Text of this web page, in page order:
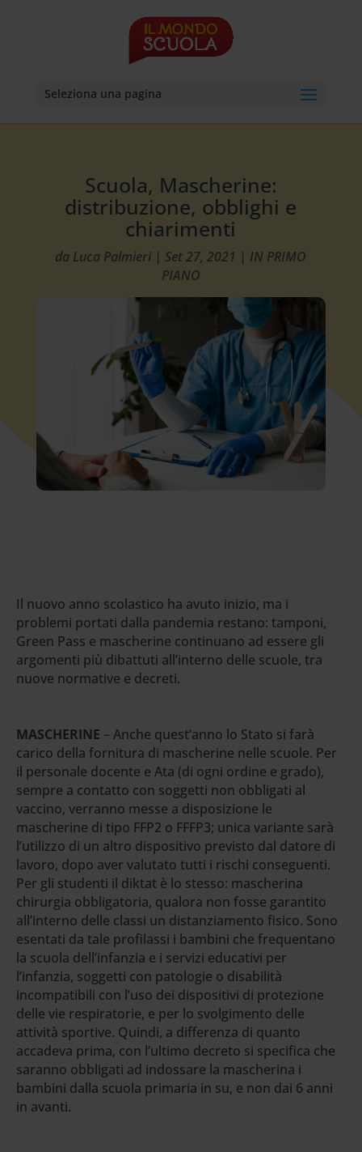
Seleziona una pagina
Scuola, Mascherine:
distribuzione, obblighi e
chiarimenti
da Luca Palmieri |Set 27, 2021 | IN PRIMO
PIANO
Il nuovo anno scolastico ha avuto inizio, ma i
problemi portati dalla pandemia restano: tamponi,
Green Pass e mascherine continuano ad essere gli
argomenti più dibattuti all’interno delle scuole, tra
nuove normative e decreti.
MASCHERINE – Anche quest’anno lo Stato si farà
carico della fornitura di mascherine nelle scuole. Per
il personale docente e Ata (di ogni ordine e grado),
sempre a contatto con soggetti non obbligati al
vaccino, verranno messe a disposizione le
mascherine di tipo FFP2 o FFFP3; unica variante sarà
l’utilizzo di un altro dispositivo previsto dal datore di
lavoro, dopo aver valutato tutti i rischi conseguenti.
Per gli studenti il diktat è lo stesso: mascherina
chirurgia obbligatoria, qualora non fosse garantito
all’interno delle classi un distanziamento fisico. Sono
esentati da tale profilassi i bambini che frequentano
la scuola dell’infanzia e i servizi educativi per
l’infanzia, soggetti con patologie o disabilità
incompatibili con l’uso dei dispositivi di protezione
delle vie respiratorie, e per lo svolgimento delle
attività sportive. Quindi, a differenza di quanto
accadeva prima, con l’ultimo decreto si specifica che
saranno obbligati ad indossare la mascherina i
bambini dalla scuola primaria in su, e non dai 6 anni
in avanti.